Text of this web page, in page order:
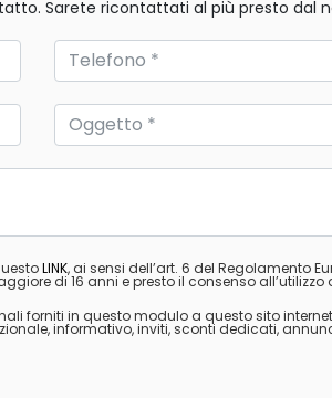
Sarete ricontattati al più presto dal
LINK, ai sensi dell’art. 6 del Regolamento
di 16 anni e presto il consenso all’utilizzo
forniti in questo modulo a questo sito
informativo, inviti, sconti dedicati,